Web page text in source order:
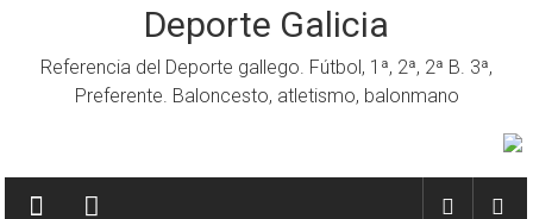
Deporte Galicia
Referencia del Deporte gallego. Fútbol, 1ª, 2ª, 2ª B. 3ª,
Preferente. Baloncesto, atletismo, balonmano